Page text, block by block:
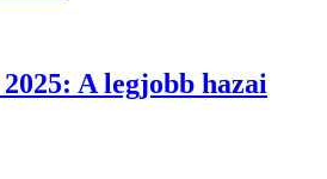
A legjobb hazai